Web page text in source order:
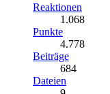
Reaktionen
1.068
Punkte
4.778
Beiträge
684
Dateien